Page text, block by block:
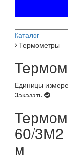
Каталог
Термометры
Единицы
Заказать
60/3М2
м